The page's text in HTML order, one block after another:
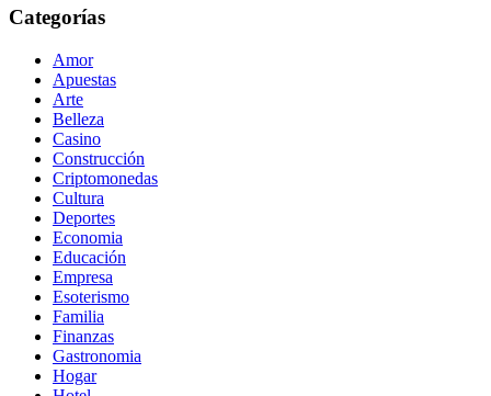
Categorías
Amor
Apuestas
Arte
Belleza
Casino
Construcción
Criptomonedas
Cultura
Deportes
Economia
Educación
Empresa
Esoterismo
Familia
Finanzas
Gastronomia
Hogar